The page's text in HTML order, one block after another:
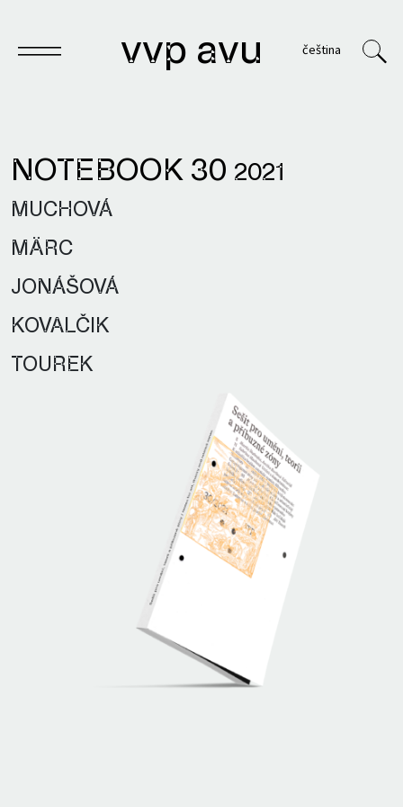
vvp avu čeština
Notebook
Publications
Archives
VVP
NOTEBOOK 30 2021
MUCHOVÁ
MÄRC
JONÁŠOVÁ
KOVALČIK
TOUREK